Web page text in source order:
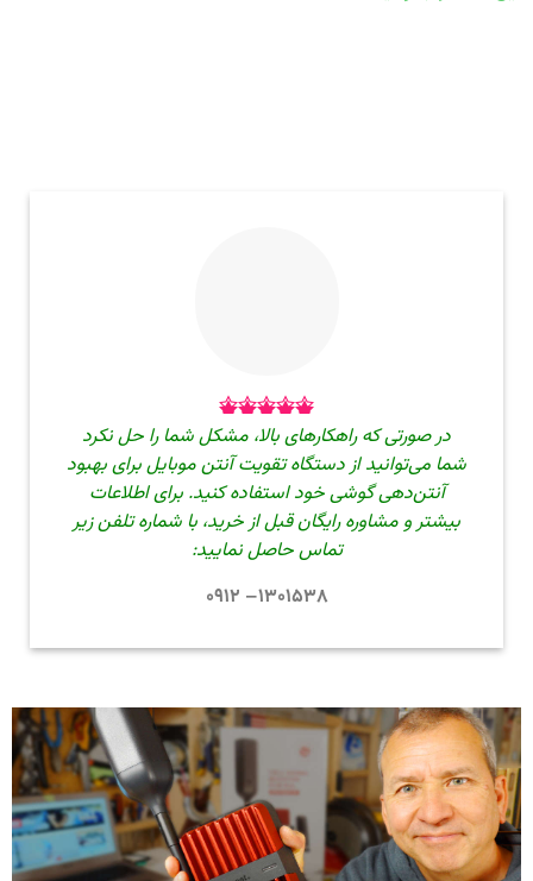
در صورتی که راهکارهای بالا، مشکل شما را حل نکرد
شما می‌توانید از دستگاه تقویت آنتن موبایل برای بهبود
آنتن‌دهی گوشی خود استفاده کنید. برای اطلاعات
بیشتر و مشاوره رایگان قبل از خرید، با شماره تلفن زیر
تماس حاصل نمایید:
۱۳۰۱۵۳۸– ۰۹۱۲